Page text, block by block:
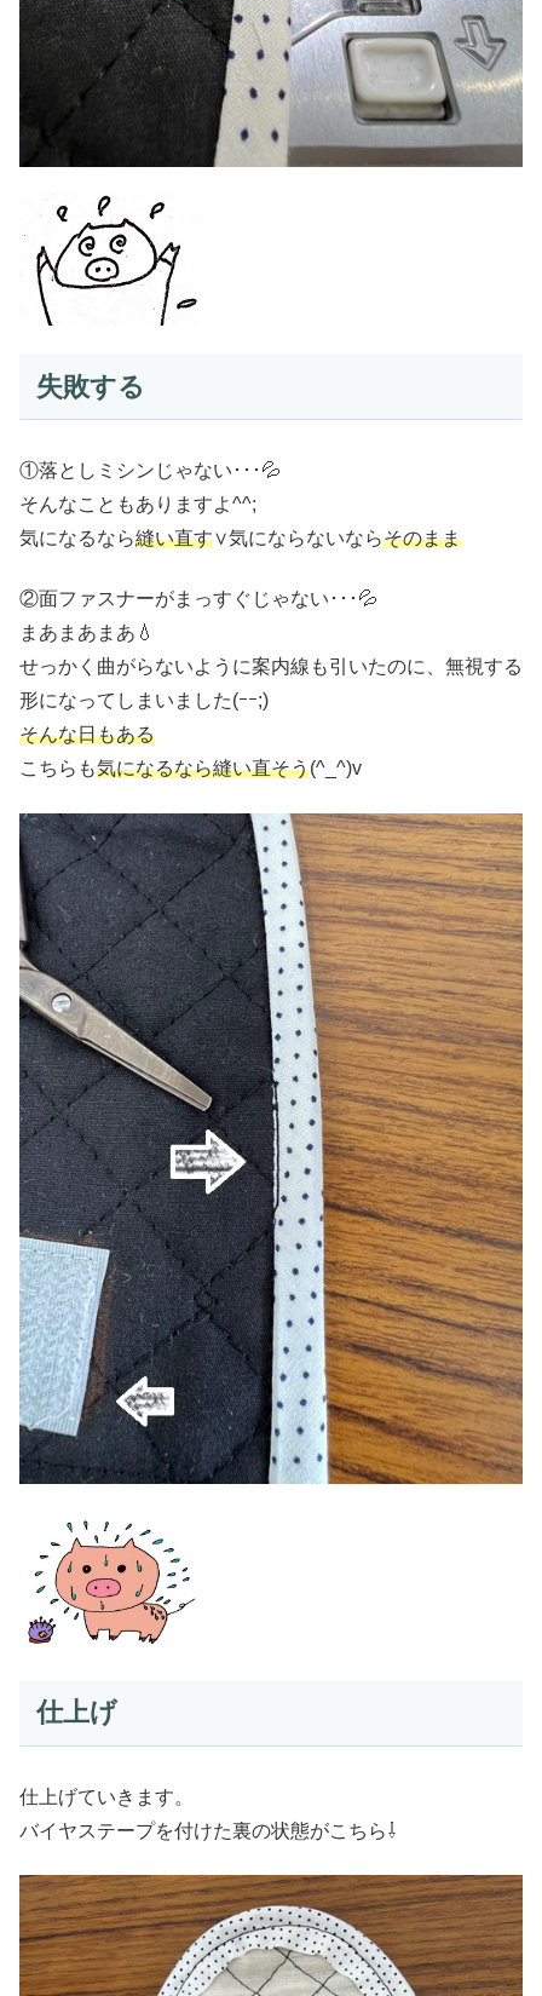
失敗する
①落としミシンじゃない･･･💦
そんなこともありますよ^^;
気になるなら縫い直す∨気にならないならそのまま
②面ファスナーがまっすぐじゃない･･･💦
まあまあまあ💧
せっかく曲がらないように案内線も引いたのに、無視する
形になってしまいました(ｰｰ;)
そんな日もある
こちらも気になるなら縫い直そう(^_^)v
仕上げ
仕上げていきます。
バイヤステープを付けた裏の状態がこちら⇩